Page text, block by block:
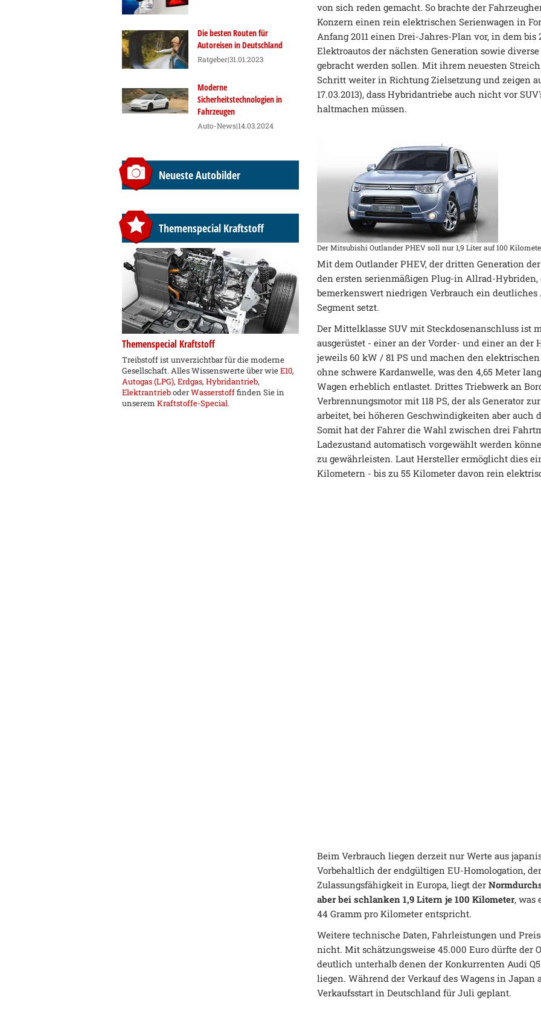
von sich reden gemacht. So brachte der
Konzern einen rein elektrischen Serienwagen in
Anfang 2011 einen Drei-Jahres-Plan vor, in dem bis
Elektroautos der nächsten Generation sowie
gebracht werden sollen. Mit ihrem neuesten
Schritt weiter in Richtung Zielsetzung und zeigen
17.03.2013), dass Hybridantriebe auch nicht vor
haltmachen müssen.
Der Mitsubishi Outlander PHEV soll nur 1,9 Liter auf 100
Mit dem Outlander PHEV, der dritten Generation
den ersten serienmäßigen Plug-in Allrad-
bemerkenswert niedrigen Verbrauch ein
Segment setzt.
Der Mittelklasse SUV mit Steckdosenanschluss ist
ausgerüstet - einer an der Vorder- und einer an der
jeweils 60 kW / 81 PS und machen den
ohne schwere Kardanwelle, was den 4,65 Meter
Wagen erheblich entlastet. Drittes Triebwerk an
Verbrennungsmotor mit 118 PS, der als Generator
arbeitet, bei höheren Geschwindigkeiten aber
Somit hat der Fahrer die Wahl zwischen drei
Ladezustand automatisch vorgewählt werden
zu gewährleisten. Laut Hersteller ermöglicht dies
Kilometern - bis zu 55 Kilometer davon rein
Beim Verbrauch liegen derzeit nur Werte aus
Vorbehaltlich der endgültigen EU-Homologation,
Zulassungsfähigkeit in Europa, liegt der
aber bei schlanken 1,9 Litern je 100 Kilometer, was
44 Gramm pro Kilometer entspricht.
Weitere technische Daten, Fahrleistungen und
nicht. Mit schätzungsweise 45.000 Euro dürfte der
deutlich unterhalb denen der Konkurrenten Audi
liegen. Während der Verkauf des Wagens in Japan
Verkaufsstart in Deutschland für Juli geplant.
Die besten Routen für
Autoreisen in Deutschland
Ratgeber|31.01.2023
Moderne
Sicherheitstechnologien in
Fahrzeugen
Auto-News|14.03.2024
Neueste Autobilder
Themenspecial Kraftstoff
Themenspecial Kraftstoff
Treibstoff ist unverzichtbar für die moderne
Gesellschaft. Alles Wissenswerte über wieE10,
Autogas (LPG), Erdgas, Hybridantrieb,
ElektrantrieboderWasserstofffinden Sie in
unserem Kraftstoffe-Special.